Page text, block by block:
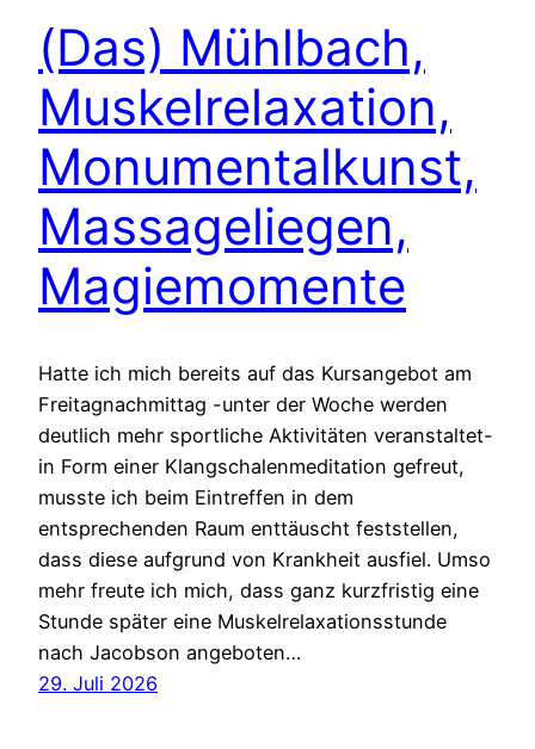
(Das) Mühlbach,
Muskelrelaxation,
Monumentalkunst,
Massageliegen,
Magiemomente
Hatte ich mich bereits auf das Kursangebot am
Freitagnachmittag -unter der Woche werden
deutlich mehr sportliche Aktivitäten veranstaltet-
in Form einer Klangschalenmeditation gefreut,
musste ich beim Eintreffen in dem
entsprechenden Raum enttäuscht feststellen,
dass diese aufgrund von Krankheit ausfiel. Umso
mehr freute ich mich, dass ganz kurzfristig eine
Stunde später eine Muskelrelaxationsstunde
nach Jacobson angeboten…
29. Juli 2026